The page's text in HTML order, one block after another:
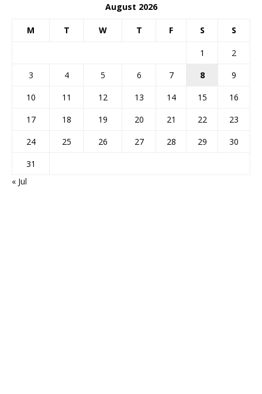
August 2026
M T W T F S S
1
2
3
4 5 6 7 8
9
10
11 12 13 14 15
16
17
18 19 20 21 22
23
24
25 26 27 28 29
30
31
« Jul